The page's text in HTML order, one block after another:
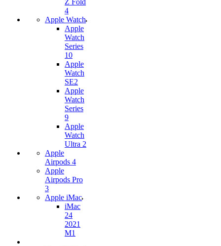
Z Fold
4
Apple Watch
Apple
Watch
Series
10
Apple
Watch
SE2
Apple
Watch
Series
9
Apple
Watch
Ultra 2
Apple
Airpods 4
Apple
Airpods Pro
3
Apple iMac
iMac
24
2021
M1